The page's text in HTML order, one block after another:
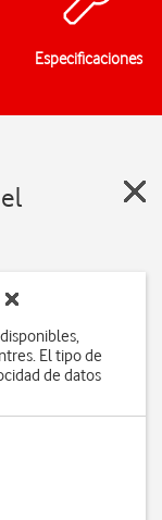
Especificaciones
El tipo de
de datos